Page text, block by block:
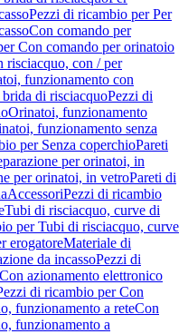
Pezzi di ricambio per Per
Con comando per
Con comando per orinatoio
risciacquo, con / per
funzionamento con
brida di risciacquoPezzi di
Orinatoi, funzionamento
funzionamento senza
per Senza coperchioPareti
per orinatoi, in
per orinatoi, in vetroPareti di
AccessoriPezzi di ricambio
Tubi di risciacquo, curve di
per Tubi di risciacquo, curve
erogatoreMateriale di
da incassoPezzi di
Con azionamento elettronico
di ricambio per Con
funzionamento a reteCon
funzionamento a